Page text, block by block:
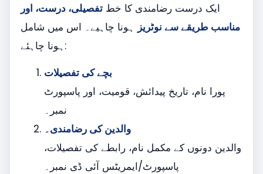
ایک درست رضامندی کا خط تفصیلی، درست، اور
مناسب طریقے سے نوٹریز
ہونا چاہیے۔ اس میں شامل
ہونا چاہئے:
بچے کی تفصیلات
پورا نام، تاریخ پیدائش، قومیت، اور پاسپورٹ
نمبر۔
والدین کی رضامندی۔
والدین دونوں کے مکمل نام، رابطے کی تفصیلات،
پاسپورٹ/ایمریٹس آئی ڈی نمبر۔